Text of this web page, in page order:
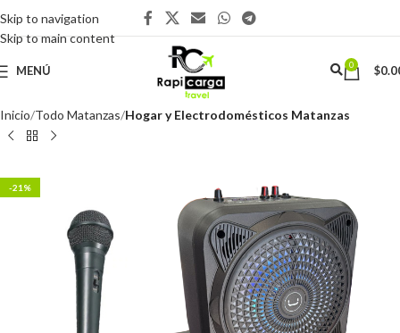
Skip to navigation
Skip to main content
MENÚ 0 $
Inicio Todo Matanzas Hogar y Electrodomésticos Matanzas
-21%